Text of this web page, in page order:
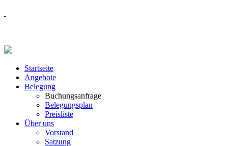
Startseite
Angebote
Belegung
Buchungsanfrage
Belegungsplan
Preisliste
Über uns
Vorstand
Satzung